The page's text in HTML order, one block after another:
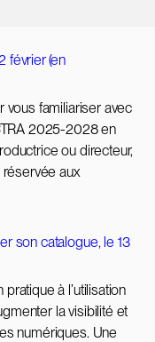
février(en
vous familiariser avec
2025-2028 en
ou directeur,
aux
son catalogue, le 13
à l’utilisation
la visibilité et
numériques. Une